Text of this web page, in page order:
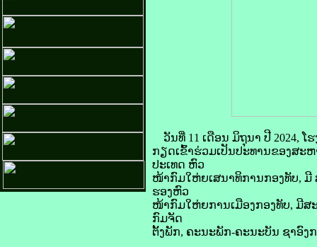
ວັນທີ່ 11 ເດືອນ ມິຖຸນາ ປີ 2024,
ກຽດເຂົ້າຮ່ວມເປັນປະທານຂອງສະ
ປະເທດ ຫົວ
ໜ້າກົມໃຫ່ຍເສນາທິການກອງທັບ, ມີ
ຮອງຫົວ
ໜ້າກົມໃຫ່ຍການເມືອງກອງທັບ, ມີສ
ກົມຈັດ
ຕັ້ງພັກ, ຄະນະພັກ-ຄະນະບັນ ຊາອົງ